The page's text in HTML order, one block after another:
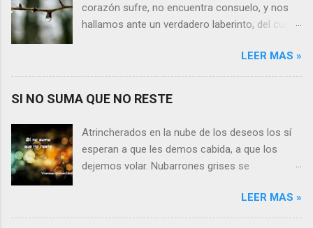
corazón sufre, no encuentra consuelo, y nos
hallamos ante un verdadero laberinto, del cual
razones pierden el sentido, y las respuestas se
alejan tan distantes que no alcanzamos a
nuestras lágrimas?, quizás quien esté
Por otra parte, si nos ponemos a pensar en
algún momento de la vida todos hemos sufrido
por causa de una persona. Entonces ¿cómo
LEER MAS »
SI NO SUMA QUE NO RESTE
Atrincherados en la nube de los deseos los sí
esperan a que les demos cabida, a que los
dejemos volar. Nubarrones grises se
indecisión, o simplemente por no ver con
claridad el camino a seguir. Lo claro es que si
LEER MAS »